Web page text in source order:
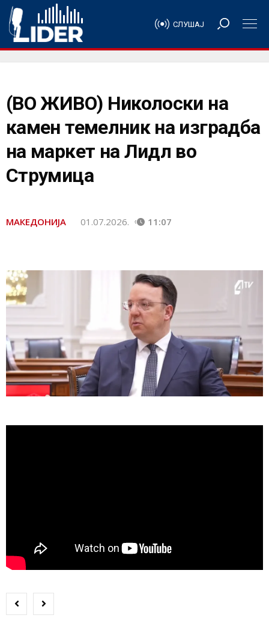
СЛУШАЈ
(ВО ЖИВО) Николоски на
камен темелник на изградба
на маркет на Лидл во
Струмица
МАКЕДОНИЈА 01.07.2026. 11:07